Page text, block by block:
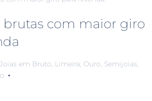
brutas com maior giro
Joias em Bruto, Limeira, Ouro, Semijoias,